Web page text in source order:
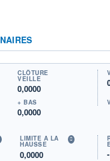
CLÔTURE
VEILLE
0,0000
+ BAS
0,0000
LIMITE À LA
HAUSSE
0,0000 -